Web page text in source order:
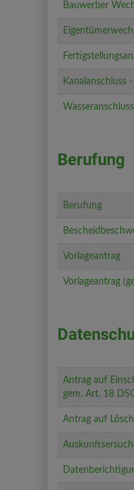
Bauwerber
Kanalanschluss
Berufung
Berufung
Vorlageantrag
Vorlageantrag
Antrag auf
gem. Art. 18
Antrag auf